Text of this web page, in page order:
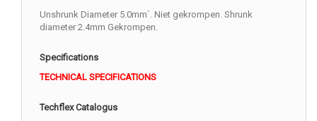
Unshrunk Diameter 5.0mm`. Niet gekrompen. Shrunk
diameter 2.4mm Gekrompen.
Specifications
TECHNICAL SPECIFICATIONS
Techflex Catalogus